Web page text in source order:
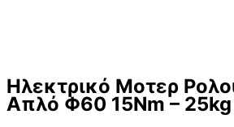
Ηλεκτρικό Μοτερ
Απλό Φ60 15Nm – 25kg